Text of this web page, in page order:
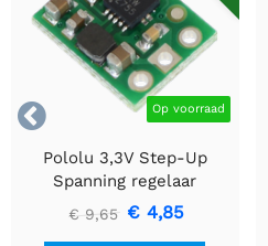
 Op voorraad
Pololu 3,3V Step-Up
Spanning regelaar
U1V10F3
€ 9,65 € 4,85